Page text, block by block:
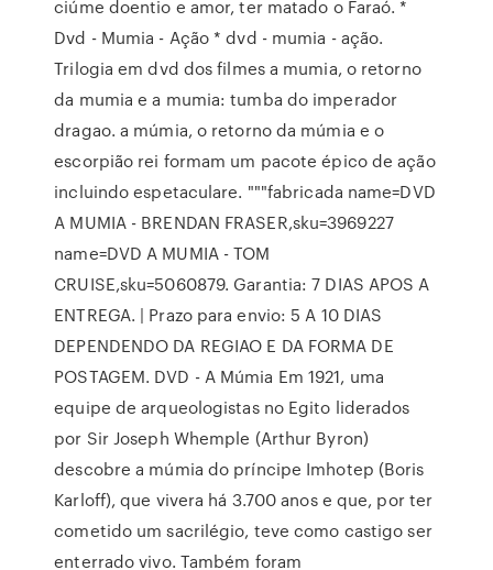
ciúme doentio e amor, ter matado o Faraó. *
Dvd - Mumia - Ação * dvd - mumia - ação.
Trilogia em dvd dos filmes a mumia, o retorno
da mumia e a mumia: tumba do imperador
dragao. a múmia, o retorno da múmia e o
escorpião rei formam um pacote épico de ação
incluindo espetaculare. """fabricada name=DVD
A MUMIA - BRENDAN FRASER,sku=3969227
name=DVD A MUMIA - TOM
CRUISE,sku=5060879. Garantia: 7 DIAS APOS A
ENTREGA. | Prazo para envio: 5 A 10 DIAS
DEPENDENDO DA REGIAO E DA FORMA DE
POSTAGEM. DVD - A Múmia Em 1921, uma
equipe de arqueologistas no Egito liderados
por Sir Joseph Whemple (Arthur Byron)
descobre a múmia do príncipe Imhotep (Boris
Karloff), que vivera há 3.700 anos e que, por ter
cometido um sacrilégio, teve como castigo ser
enterrado vivo. Também foram